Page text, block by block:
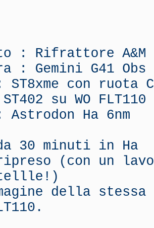
: Rifrattore A&M
: Gemini G41 Obs
ST8xme con ruota
su WO FLT110
Ha 6nm
30 minuti in Ha
(con un
della